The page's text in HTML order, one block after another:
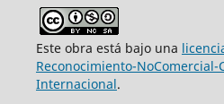
Este obra está bajo una
Reconocimiento-
Internacional.